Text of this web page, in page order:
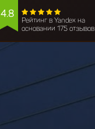
4.8
Рейтинг в Yandex на
основании 175 отзывов